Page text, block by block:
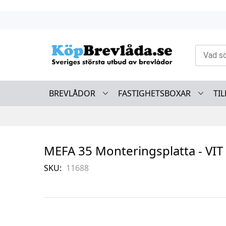
BREVLÅDOR FASTIGHETSBOXAR
MEFA 35 Monteringsplatta -
SKU 11688